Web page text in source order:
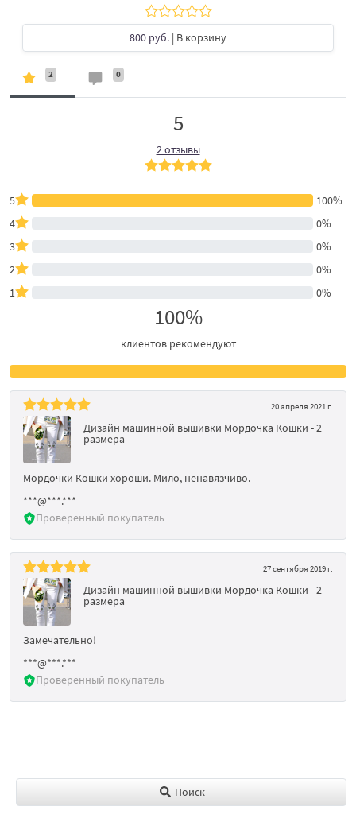
800 руб. | В корзину
2 0
5
2 отзывы
5
100%
4
0%
3
0%
2
0%
1
0%
100%
клиентов рекомендуют
20 апреля 2021 г.
Дизайн машинной вышивки Мордочка Кошки - 2
размера
Мордочки Кошки хороши. Мило, ненавязчиво.
***@***.***
Проверенный покупатель
27 сентября 2019 г.
Дизайн машинной вышивки Мордочка Кошки - 2
размера
Замечательно!
***@***.***
Проверенный покупатель
Поиск